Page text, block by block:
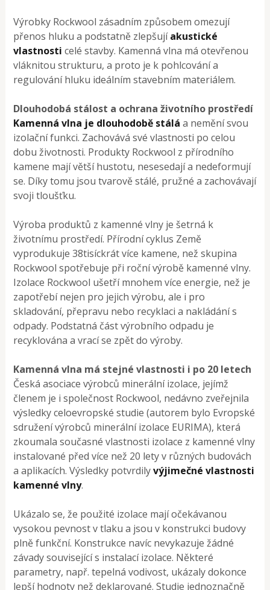
Výrobky Rockwool zásadním způsobem omezují
přenos hluku a podstatně zlepšujíakustické
vlastnosti celé stavby. Kamenná vlna má otevřenou
vláknitou strukturu, a proto je k pohlcování a
regulování hluku ideálním stavebním materiálem.
Dlouhodobá stálost a ochrana životního prostředí
Kamenná vlna je dlouhodobě stálá a nemění svou
izolační funkci. Zachovává své vlastnosti po celou
dobu životnosti. Produkty Rockwool z přírodního
kamene mají větší hustotu, nesesedají a nedeformují
se. Díky tomu jsou tvarově stálé, pružné a zachovávají
svoji tloušťku.
Výroba produktů z kamenné vlny je šetrná k
životnímu prostředí. Přírodní cyklus Země
vyprodukuje 38tisíckrát více kamene, než skupina
Rockwool spotřebuje při roční výrobě kamenné vlny.
Izolace Rockwool ušetří mnohem více energie, než je
zapotřebí nejen pro jejich výrobu, ale i pro
skladování, přepravu nebo recyklaci a nakládání s
odpady. Podstatná část výrobního odpadu je
recyklována a vrací se zpět do výroby.
Kamenná vlna má stejné vlastnosti i po 20 letech
Česká asociace výrobců minerální izolace, jejímž
členem je i společnost Rockwool, nedávno zveřejnila
výsledky celoevropské studie (autorem bylo Evropské
sdružení výrobců minerální izolace EURIMA), která
zkoumala současné vlastnosti izolace z kamenné vlny
instalované před více než 20 lety v různých budovách
a aplikacích. Výsledky potvrdilyvýjimečné vlastnosti
kamenné vlny.
Ukázalo se, že použité izolace mají očekávanou
vysokou pevnost v tlaku a jsou v konstrukci budovy
plně funkční. Konstrukce navíc nevykazuje žádné
závady související s instalací izolace. Některé
parametry, např. tepelná vodivost, ukázaly dokonce
lepší hodnoty než deklarované. Studie jednoznačně